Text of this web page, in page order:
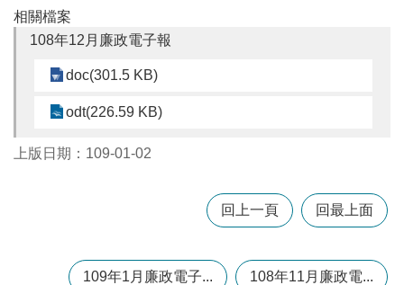
進
階
相關檔案
108年12月廉政電子報
doc(301.5 KB)
odt(226.59 KB)
上版日期：109-01-02
回上一頁 回最上面
109年1月廉政電子... 108年11月廉政電...